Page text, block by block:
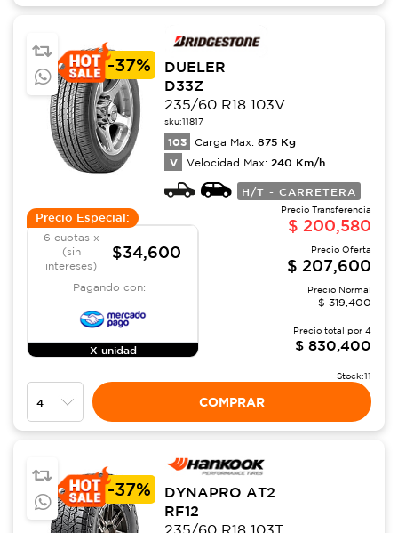
-37%
DUELER
D33Z
235/60 R18 103V
sku:11817
103 Carga Max: 875 Kg
V Velocidad Max: 240 Km/h
H/T - CARRETERA
Precio Especial:
6 cuotas x
(sin
intereses)
$34,600
Pagando con:
X unidad
Precio Transferencia
$ 200,580
Precio Oferta
$ 207,600
Precio Normal
$ 319,400
Precio total por 4
$ 830,400
Stock:11
COMPRAR
-37%
DYNAPRO AT2
RF12
235/60 R18 103T